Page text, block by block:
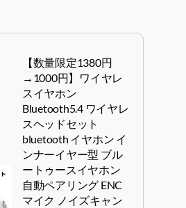
【数量限定1380円
→1000円】ワイヤレ
スイヤホン
Bluetooth5.4 ワイヤレ
スヘッドセット
bluetooth イヤホン イ
ンナーイヤー型 ブル
ートゥースイヤホン
自動ペアリング ENC
マイク ノイズキャン